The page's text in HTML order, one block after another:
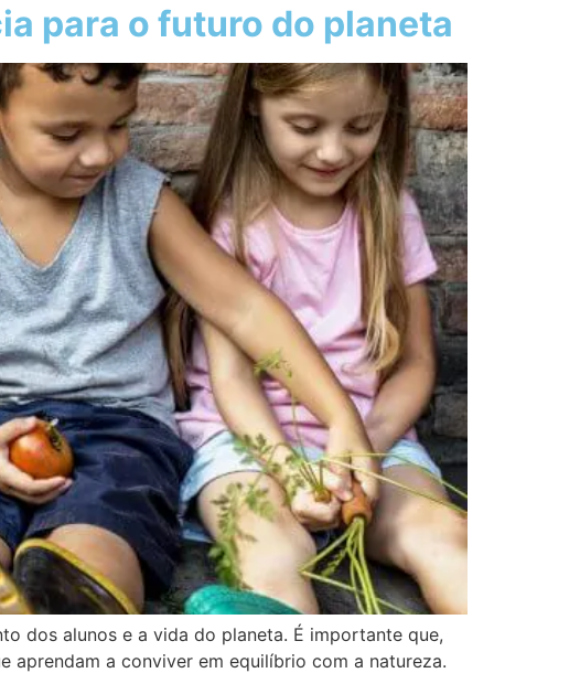
para o futuro do planeta
dos alunos e a vida do planeta. É importante que,
aprendam a conviver em equilíbrio com a natureza.